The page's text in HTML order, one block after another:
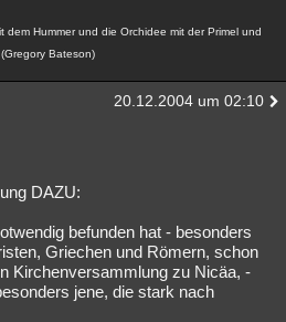
dem Hummer und die Orchidee mit der Primel und
Bateson)
20.12.2004 um 02:10
DAZU:
befunden hat - besonders
Griechen und Römern, schon
Kirchenversammlung zu Nicäa, -
jene, die stark nach